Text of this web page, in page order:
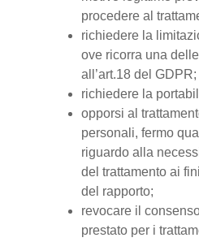
procedere al
richiedere la
ove ricorra una
all’art.18 del GDPR;
richiedere la
opporsi al
personali, fermo
riguardo alla
del trattamento ai
del rapporto;
revocare il
prestato per i